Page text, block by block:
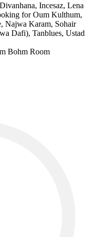
Incesaz, Lena
for Oum Kulthum,
Najwa Karam, Sohair
Dafi), Tanblues, Ustad
Bohm Room